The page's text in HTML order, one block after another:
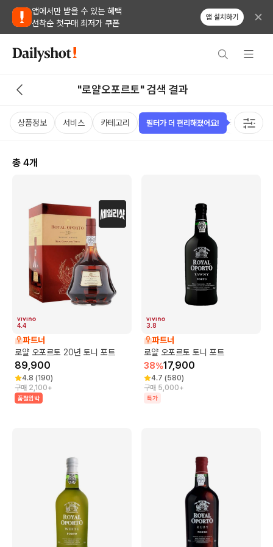
앱에서만 받을 수 있는 혜택
선착순 첫구매 최저가 쿠폰
앱 설치하기
"로얄오포르토" 검색 결과
상품정보 서비스 카테고리 가격 비비노점수 국가 용량
총 4개
4.4
파트너
로얄 오포르토 20년 토니 포트
89,900
4.8 (190)
구매 2,100+
품절임박
3.8
파트너
로얄 오포르토 토니 포트
38%17,900
4.7 (580)
구매 5,000+
특가
필터가 더 편리해졌어요!